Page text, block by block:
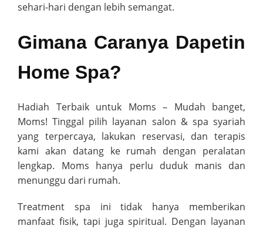
sehari-hari dengan lebih semangat.
Gimana Caranya Dapetin
Home Spa?
Hadiah Terbaik untuk Moms – Mudah banget,
Moms! Tinggal pilih layanan salon & spa syariah
yang terpercaya, lakukan reservasi, dan terapis
kami akan datang ke rumah dengan peralatan
lengkap. Moms hanya perlu duduk manis dan
menunggu dari rumah.
Treatment spa ini tidak hanya memberikan
manfaat fisik, tapi juga spiritual. Dengan layanan